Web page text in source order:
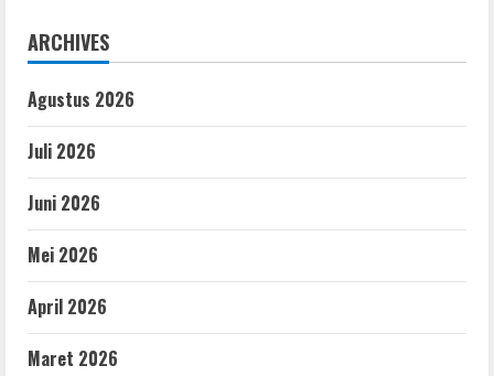
ARCHIVES
Agustus 2026
Juli 2026
Juni 2026
Mei 2026
April 2026
Maret 2026